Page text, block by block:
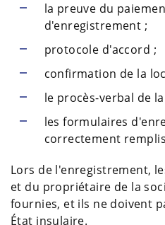
la preuve du
d'enregistrement ;
protocole d'accord ;
confirmation de la
le procès-verbal de
les formulaires
correctement
Lors de l'enregistrement,
et du propriétaire de la
fournies, et ils ne doivent
État insulaire.